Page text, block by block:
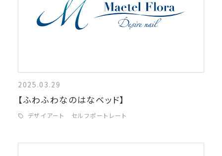
2025.03.29
【ふわふわなのはなベッド】
デザイアート セルフポートレート